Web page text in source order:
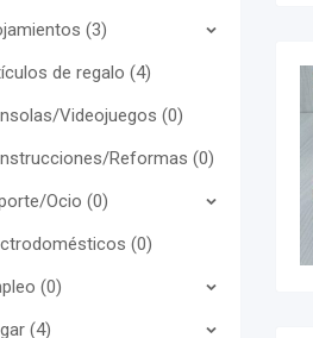
(3)
de regalo (4)
Videojuegos (0)
Reformas (0)
Ocio (0)
(0)
(0)
(4)